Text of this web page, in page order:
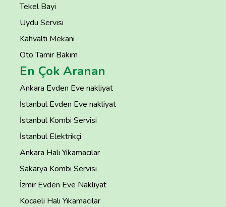
Tekel Bayi
Uydu Servisi
Kahvaltı Mekanı
Oto Tamir Bakım
En Çok Aranan
Ankara Evden Eve nakliyat
İstanbul Evden Eve nakliyat
İstanbul Kombi Servisi
İstanbul Elektrikçi
Ankara Halı Yıkamacılar
Sakarya Kombi Servisi
İzmir Evden Eve Nakliyat
Kocaeli Halı Yıkamacılar